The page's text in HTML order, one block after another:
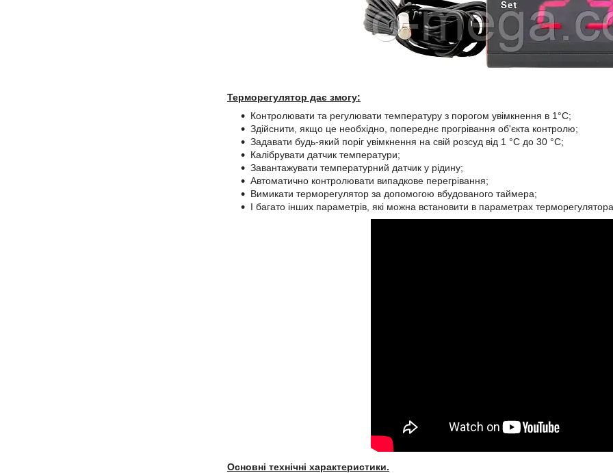
Терморегулятор дає змогу:
Контролювати та регулювати температуру з порогом увімкнення в 1°C;
Здійснити, якщо це необхідно, попереднє прогрівання об'єкта контролю;
Задавати будь-який поріг увімкнення на свій розсуд від 1 °C до 30 °C;
Калібрувати датчик температури;
Завантажувати температурний датчик у рідину;
Автоматично контролювати випадкове перегрівання;
Вимикати терморегулятор за допомогою вбудованого таймера;
І багато інших параметрів, які можна встановити в параметрах
Основні технічні характеристики.